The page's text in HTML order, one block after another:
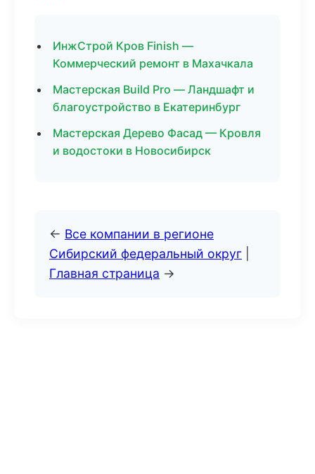
ИнжСтрой Кров Finish —
Коммерческий ремонт в Махачкала
Мастерская Build Pro — Ландшафт и
благоустройство в Екатеринбург
Мастерская Дерево Фасад — Кровля
и водостоки в Новосибирск
← Все компании в регионе
Сибирский федеральный округ
Главная страница →